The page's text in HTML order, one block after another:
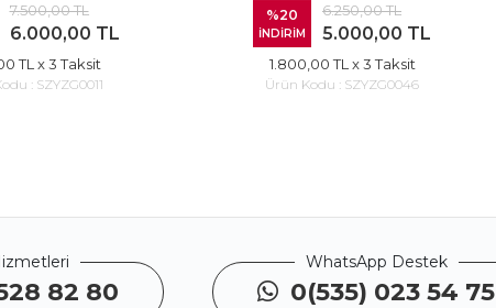
7.500,00 TL
6.000,00 TL
TL x 3 Taksit
: SZYZG0011
%20
İNDİRİM
6.250,00 TL
5.000,00 TL
1.800,00 TL x 3 Taksit
Ürün Kodu : SZYZG0046
82 80
WhatsApp Destek
0(535) 023 54 75